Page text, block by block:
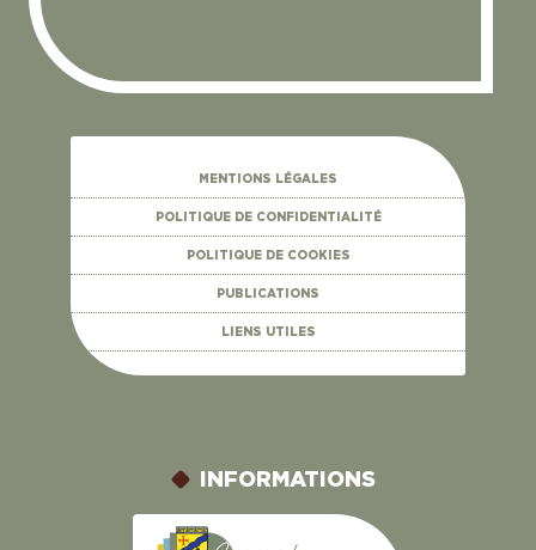
MENTIONS LÉGALES
POLITIQUE DE CONFIDENTIALITÉ
POLITIQUE DE COOKIES
PUBLICATIONS
LIENS UTILES
INFORMATIONS